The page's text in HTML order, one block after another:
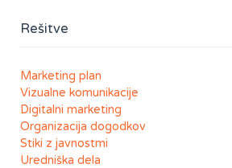
Rešitve
Marketing plan
Vizualne komunikacije
Digitalni marketing
Organizacija dogodkov
Stiki z javnostmi
Uredniška dela